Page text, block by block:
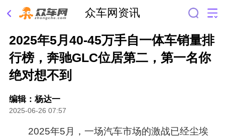
众车网资讯
2025年5月40-45万手自一体车销量排
行榜，奔驰GLC位居第二，第一名你
绝对想不到
编辑：杨达一
2025-06-26 07:57
2025年5月，一场汽车市场的激战已经尘埃